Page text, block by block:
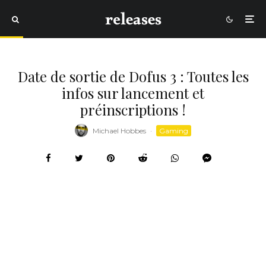
Date de sortie de Dofus 3 : Toutes les
infos sur lancement et
préinscriptions !
Michael Hobbes · Gaming